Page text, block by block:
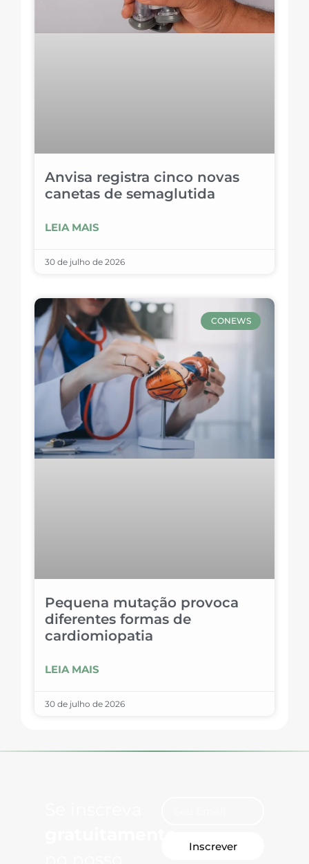
Anvisa registra cinco novas
canetas de semaglutida
LEIA MAIS
30 de julho de 2026
CONEWS
Pequena mutação provoca
diferentes formas de
cardiomiopatia
LEIA MAIS
30 de julho de 2026
Inscrever